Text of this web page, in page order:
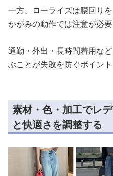
一方、ローライズは腰回り
かがみの動作では注意が必要
通勤・外出・長時間着用など
ぶことが失敗を防ぐポイント
素材・色・加工でレ
と快適さを調整する